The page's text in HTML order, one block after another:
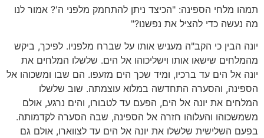
תמהו מלחי הספינה: "הכיצד ניתן להתחמק מלפני ה'? אמור לנו
מה נעשה כדי להציל את נפשנו?"
יונה הבין כי הקב"ה מעניש אותו על שברח מלפניו. לפיכך, ביקש
מהמלחים שישאו אותו וישליכוהו אל הים. שלשלו המלחים את
יונה אל הים עד ברכיו, ומיד שכך הים מזעפו. הם שבו ומשכוהו אל
הספינה, והסערה התחדשה במלוא עוצמתה. שוב שלשלו
המלחים את יונה אל הים, הפעם עד לטבורו, והים נרגע, אולם
משמשכוהו והעלוהו חזרה אל הספינה, שבה הסערה לקדמותה.
בפעם השלישית שלשלו את יונה אל הים עד לצווארו, אולם גם